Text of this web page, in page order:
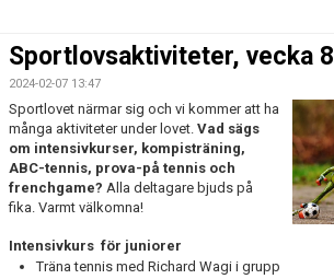
Sportlovsaktiviteter, vecka 8
2024-02-07 13:47
Sportlovet närmar sig och vi kommer att ha
många aktiviteter under lovet. Vad sägs
om intensivkurser, kompisträning,
ABC-tennis, prova-på tennis och
frenchgame? Alla deltagare bjuds på
fika. Varmt välkomna!
Intensivkurs för juniorer
Träna tennis med Richard Wagi i grupp